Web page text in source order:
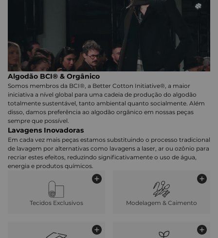
Algodão BCI® & Orgânico
Somos membros da BCI®, a Better Cotton Initiative®, a maior
iniciativa a nível global para uma cadeia de produção do algodão
totalmente sustentável, tanto ambiental quanto socialmente. Além
disso, damos preferência ao algodão orgânico em nossas peças
sempre que possível.
Lavagens Inovadoras
Em cada vez mais peças estamos substituindo o processo tradicional
de lavagem por alternativas como lavagens a laser, ar ou ozônio para
recriar estes efeitos, reduzindo significativamente o uso de água,
energia e produtos químicos.
Tecidos Exclusivos Modelagem & Caimento